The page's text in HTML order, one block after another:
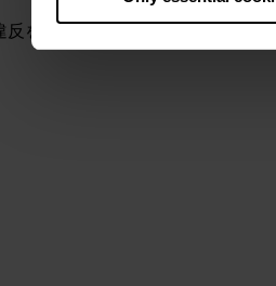
that your data may be
を報告されますか？内部告発シ